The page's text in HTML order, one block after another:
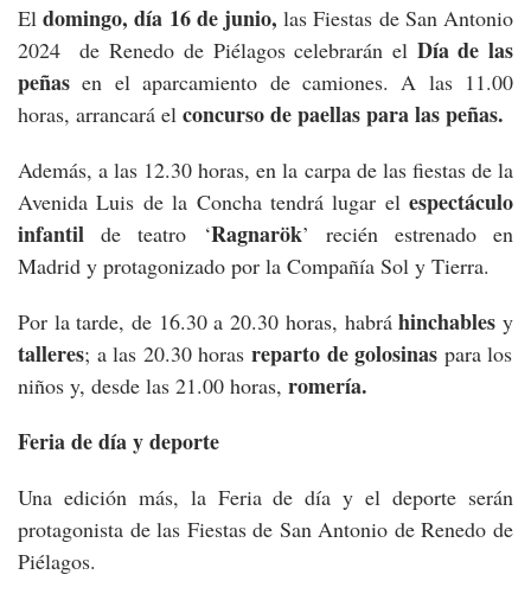
Eldomingo, día 16 de junio, las Fiestas de San Antonio
2024 de Renedo de Piélagos celebrarán el Día de las
peñas en el aparcamiento de camiones. A las 11.00
horas, arrancará el concurso de paellas para las peñas.
Además, a las 12.30 horas, en la carpa de las fiestas de la
Avenida Luis de la Concha tendrá lugar el espectáculo
infantil de teatro ‘Ragnarök’ recién estrenado en
Madrid y protagonizado por la Compañía Sol y Tierra.
Por la tarde, de 16.30 a 20.30 horas, habráhinchablesy
talleres; a las 20.30 horas reparto de golosinas para los
niños y, desde las 21.00 horas, romería.
Feria de día y deporte
Una edición más, la Feria de día y el deporte serán
protagonista de las Fiestas de San Antonio de Renedo de
Piélagos.